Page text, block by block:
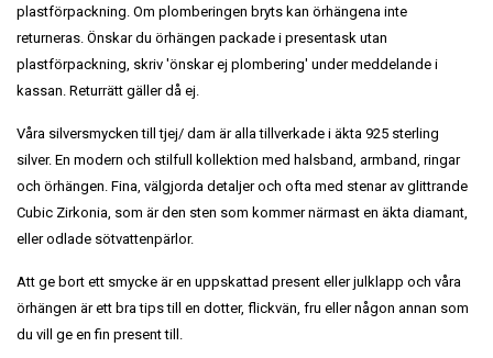
plastförpackning. Om plomberingen bryts kan örhängena inte
returneras. Önskar du örhängen packade i presentask utan
plastförpackning, skriv 'önskar ej plombering' under meddelande i
kassan. Returrätt gäller då ej.
Våra silversmycken till tjej/ dam är alla tillverkade i äkta 925 sterling
silver. En modern och stilfull kollektion med halsband, armband, ringar
och örhängen. Fina, välgjorda detaljer och ofta med stenar av glittrande
Cubic Zirkonia, som är den sten som kommer närmast en äkta diamant,
eller odlade sötvattenpärlor.
Att ge bort ett smycke är en uppskattad present eller julklapp och våra
örhängen är ett bra tips till en dotter, flickvän, fru eller någon annan som
du vill ge en fin present till.